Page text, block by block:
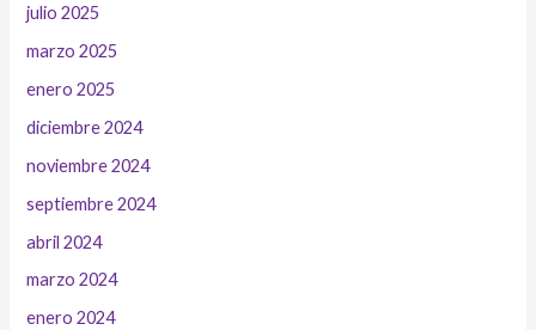
julio 2025
marzo 2025
enero 2025
diciembre 2024
noviembre 2024
septiembre 2024
abril 2024
marzo 2024
enero 2024